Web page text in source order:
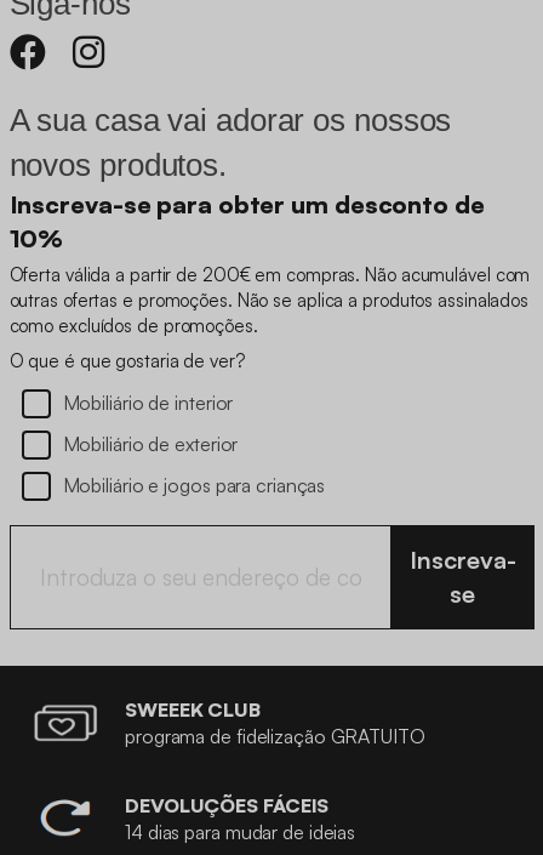
A sua casa vai adorar os nossos
novos produtos.
Inscreva-se para obter um desconto de
10%
Oferta válida a partir de 200€ em compras. Não acumulável com
outras ofertas e promoções. Não se aplica a produtos assinalados
como excluídos de promoções.
O que é que gostaria de ver?
Mobiliário de interior
Mobiliário de exterior
Mobiliário e jogos para crianças
Inscreva-
se
SWEEEK CLUB
programa de fidelização GRATUITO
DEVOLUÇÕES FÁCEIS
14 dias para mudar de ideias